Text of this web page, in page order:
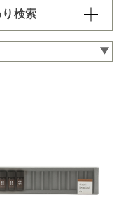
検索
肢からひとつずつ選
ていき、項目内で